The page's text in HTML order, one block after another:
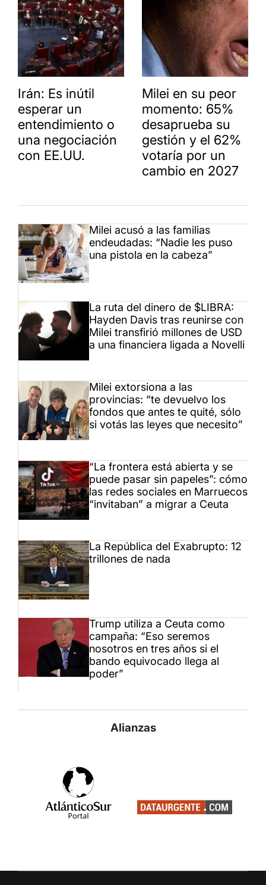
Irán: Es inútil
esperar un
entendimiento o
una negociación
con EE.UU.
Milei en su peor
momento: 65%
desaprueba su
gestión y el 62%
votaría por un
cambio en 2027
Milei acusó a las familias
endeudadas: “Nadie les puso
una pistola en la cabeza”
La ruta del dinero de $LIBRA:
Hayden Davis tras reunirse con
Milei transfirió millones de USD
a una financiera ligada a Novelli
Milei extorsiona a las
provincias: “te devuelvo los
fondos que antes te quité, sólo
si votás las leyes que necesito”
“La frontera está abierta y se
puede pasar sin papeles”: cómo
las redes sociales en Marruecos
“invitaban” a migrar a Ceuta
La República del Exabrupto: 12
trillones de nada
Trump utiliza a Ceuta como
campaña: “Eso seremos
nosotros en tres años si el
bando equivocado llega al
poder”
Alianzas